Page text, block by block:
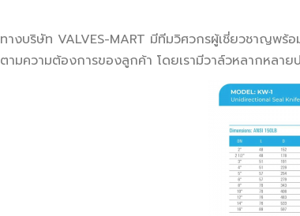
ทางบริษัท VALVES-MART มีทีมวิศวกรผู้เชี่ยวชาญพ
ตามความต้องการของลูกค้า โดยเรามีวาล์วหลากหลาย